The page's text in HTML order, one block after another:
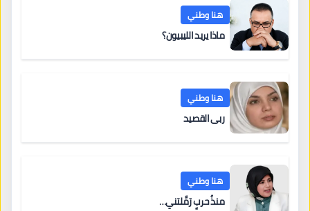
هنا وطني
ماذا يريد الليبيون؟
هنا وطني
ربى القصيد
هنا وطني
منذُ حربٍ رَمَّلتني…